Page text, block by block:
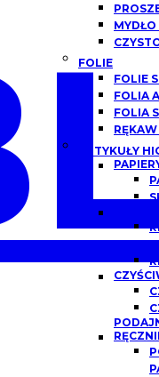
MYDŁO
FOLIE
FOLIE
FOLIA
FOLIA
ARTYKUŁY